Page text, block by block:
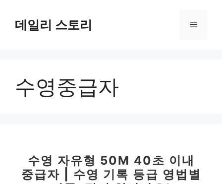
데일리 스토리 메
수영중급자
수영 자유형 50M 40초 이내
중급자 | 수영 기록 등급 영법별